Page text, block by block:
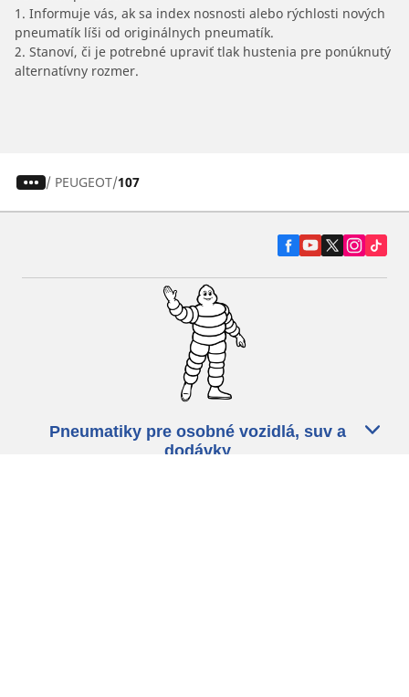
1. Informuje vás, ak sa index nosnosti alebo rýchlosti nových
pneumatík líši od originálnych pneumatík.
2. Stanoví, či je potrebné upraviť tlak hustenia pre ponúknutý
alternatívny rozmer.
/ PEUGEOT 107
Pneumatiky pre osobné vozidlá, suv a
dodávky